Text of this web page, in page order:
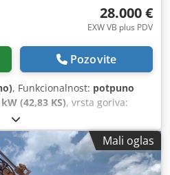
28.000 €
EXW VB plus PDV
Pozovite
, Funkcionalnost: potpuno
(42,83 KS), vrsta goriva:
masa:
izgradnje:2012, radni sati:
Mali oglas